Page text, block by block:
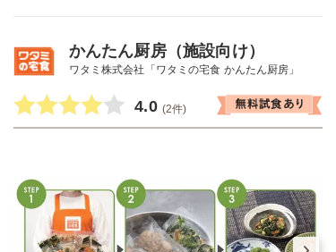
かんたん厨房（施設向け）
ワタミ株式会社「ワタミの宅食 かんたん厨房」
4.0 (2件)